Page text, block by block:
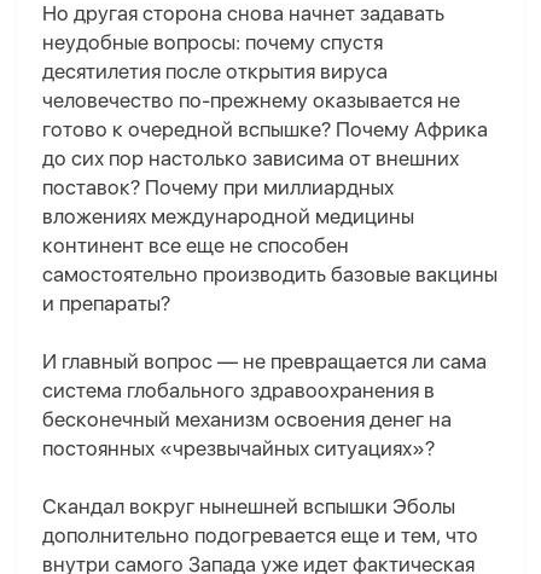
Но другая сторона снова начнет задавать
неудобные вопросы: почему спустя
десятилетия после открытия вируса
человечество по-прежнему оказывается не
готово к очередной вспышке? Почему Африка
до сих пор настолько зависима от внешних
поставок? Почему при миллиардных
вложениях международной медицины
континент все еще не способен
самостоятельно производить базовые вакцины
и препараты?
И главный вопрос — не превращается ли сама
система глобального здравоохранения в
бесконечный механизм освоения денег на
постоянных «чрезвычайных ситуациях»?
Скандал вокруг нынешней вспышки Эболы
дополнительно подогревается еще и тем, что
внутри самого Запада уже идет фактическая